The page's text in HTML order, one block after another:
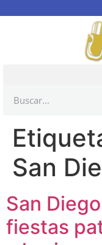
San
San
fiestas